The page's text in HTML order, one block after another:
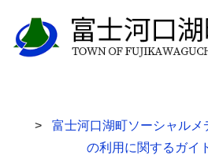
富士河口湖町ソーシャルメ
の利用に関するガイ